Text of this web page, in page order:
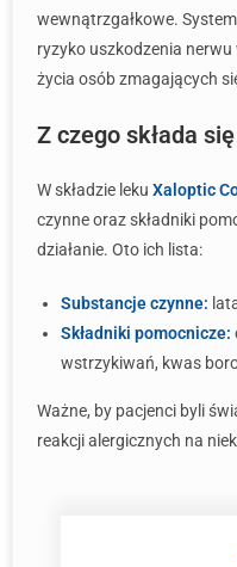
wewnątrzgałkowe.
ryzyko uszkodzenia
życia osób zmagających
Z czego składa
W składzie leku Xaloptic
czynne oraz składniki
działanie. Oto ich lista:
Substancje czynne:
Składniki pomocnicze:
wstrzykiwań, kwas
Ważne, by pacjenci byli
reakcji alergicznych na